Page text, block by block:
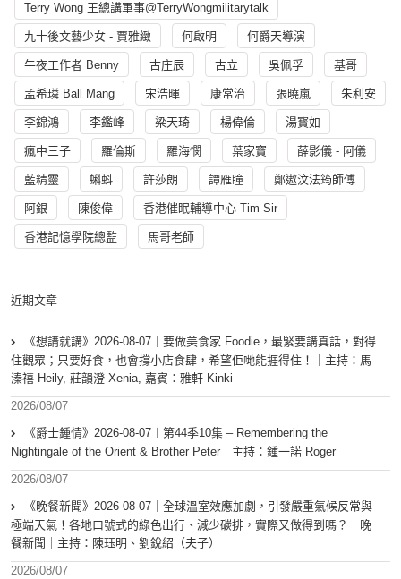
Terry Wong 王總講軍事@TerryWongmilitarytalk
九十後文藝少女 - 賈雅緻 何啟明 何爵天導演
午夜工作者 Benny 古庄辰 古立 吳佩孚 基哥
孟希璘 Ball Mang 宋浩暉 康常治 張曉嵐 朱利安
李錦鴻 李鑑峰 梁天琦 楊偉倫 湯寳如
瘋中三子 羅倫斯 羅海憫 葉家寶 薛影儀 - 阿儀
藍精靈 蝌蚪 許莎朗 譚雁瞳 鄭遨汶法筠師傅
阿銀 陳俊偉 香港催眠輔導中心 Tim Sir
香港記憶學院總監 馬哥老師
近期文章
《想講就講》2026-08-07｜要做美食家 Foodie，最緊要講真話，對得
住觀眾；只要好食，也會撐小店食肆，希望佢哋能捱得住！｜主持：馬
溱禧 Heily, 莊韻澄 Xenia, 嘉賓：雅軒 Kinki
2026/08/07
《爵士鍾情》2026-08-07︱第44季10集 – Remembering the
Nightingale of the Orient & Brother Peter︱主持：鍾一諾 Roger
2026/08/07
《晚餐新聞》2026-08-07｜全球溫室效應加劇，引發嚴重氣候反常與
極端天氣！各地口號式的綠色出行、減少碳排，實際又做得到嗎？｜晚
餐新聞｜主持：陳珏明、劉銳紹（夫子）
2026/08/07